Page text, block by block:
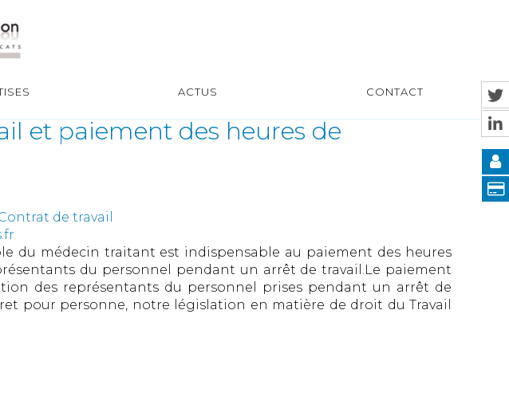
ACTUS CONTACT
et paiement des heures de
de travail
du médecin traitant est indispensable au paiement des heures
du personnel pendant un arrêt de travail.Le paiement
des représentants du personnel prises pendant un arrêt de
pour personne, notre législation en matière de droit du Travail